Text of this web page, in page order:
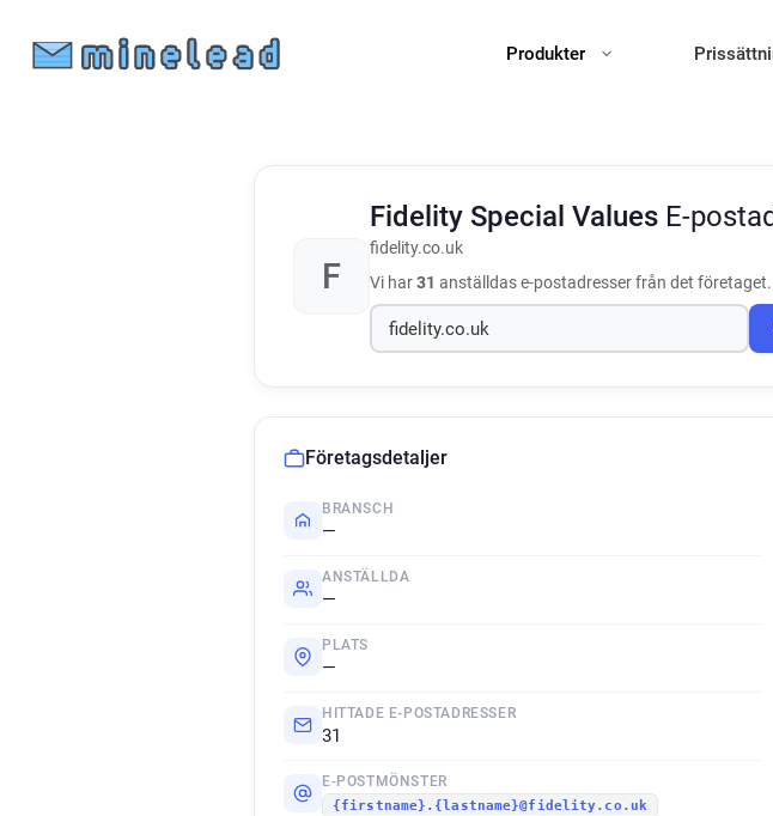
Produkter
F
Fidelity Special Values E-
fidelity.co.uk
Vi har31 anställdas e-postadresser från det företaget.
Företagsdetaljer
BRANSCH
—
ANSTÄLLDA
—
PLATS
—
HITTADE E-POSTADRESSER
31
E-POSTMÖNSTER
{firstname}.{lastname}@fidelity.co.uk